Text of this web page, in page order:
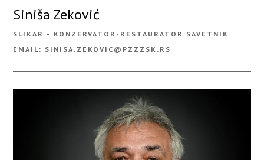
Siniša Zeković
SLIKAR – KONZERVATOR-RESTAURATOR SAVETNIK
EMAIL: SINISA.ZEKOVIC@PZZZSK.RS